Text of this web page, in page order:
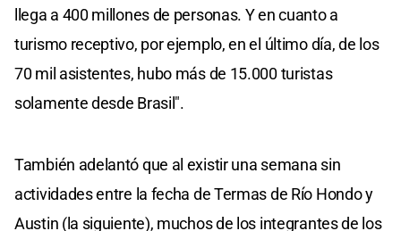
llega a 400 millones de personas. Y en cuanto a
turismo receptivo, por ejemplo, en el último día, de los
70 mil asistentes, hubo más de 15.000 turistas
solamente desde Brasil".
También adelantó que al existir una semana sin
actividades entre la fecha de Termas de Río Hondo y
Austin (la siguiente), muchos de los integrantes de los